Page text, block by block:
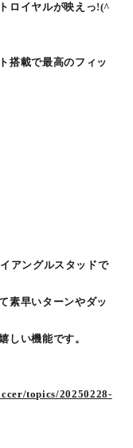
ロイヤルが映えっ!(^
搭載で最高のフィッ
アングルスタッドで
素早いターンやダッ
しい機能です。
topics/20250228-